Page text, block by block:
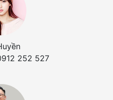
252 527